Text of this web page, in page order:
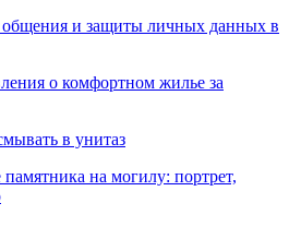
и защиты личных данных в
о комфортном жилье за
в унитаз
на могилу: портрет,